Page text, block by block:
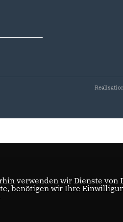
verwenden wir Dienste
benötigen wir Ihre